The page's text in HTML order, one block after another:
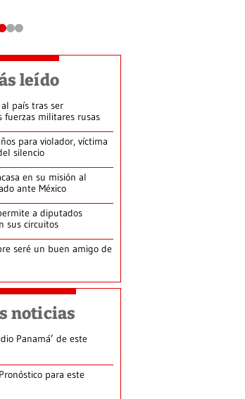
leído
país tras ser
fuerzas militares rusas
para violador, víctima
silencio
en su misión al
ante México
a diputados
sus circuitos
seré un buen amigo de
noticias
Panamá’ de este
para este